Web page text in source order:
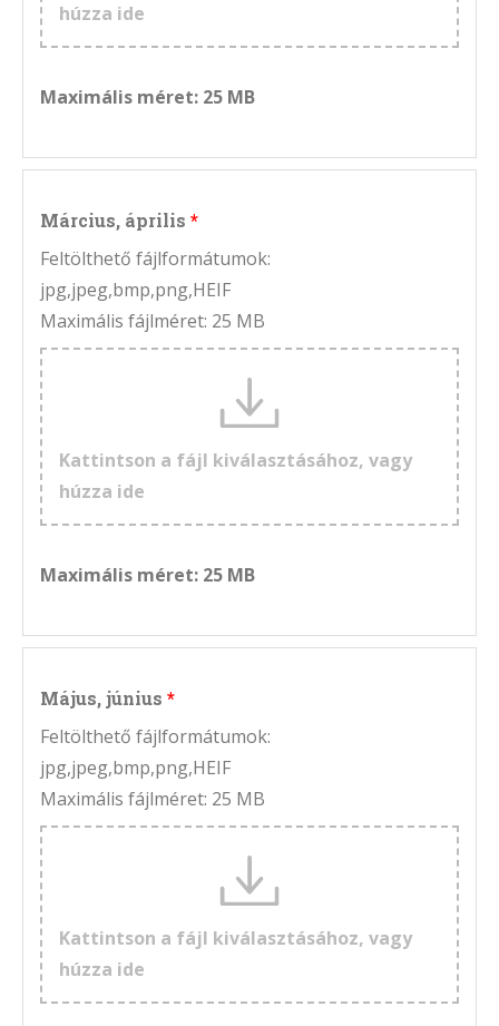
húzza ide
Maximális méret: 25 MB
Március, április
Feltölthető fájlformátumok:
jpg,jpeg,bmp,png,HEIF
Maximális fájlméret: 25 MB
Kattintson a fájl kiválasztásához, vagy
húzza ide
Maximális méret: 25 MB
Május, június
Feltölthető fájlformátumok:
jpg,jpeg,bmp,png,HEIF
Maximális fájlméret: 25 MB
Kattintson a fájl kiválasztásához, vagy
húzza ide